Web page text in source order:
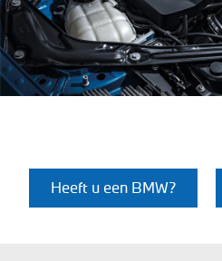
Heeft u een BMW?